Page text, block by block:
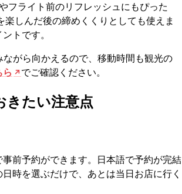
フライト前のリフレッシュにもぴった
しんだ後の締めくくりとしても使えま
トです。
がら向かえるので、移動時間も観光の
でご確認ください。
きたい注意点
前予約ができます。日本語で予約が完結
時を選ぶだけで、あとは当日お店に行く